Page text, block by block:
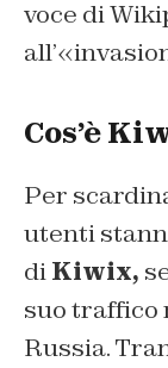
voce di
Cos’è
Per
utenti
diKiwix,
suo traffico
Russia.